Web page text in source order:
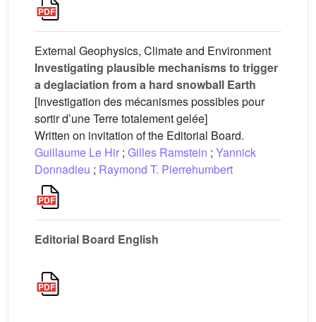
External Geophysics, Climate and Environment
Investigating plausible mechanisms to trigger
a deglaciation from a hard snowball Earth
[Investigation des mécanismes possibles pour
sortir d’une Terre totalement gelée]
Written on invitation of the Editorial Board.
Guillaume Le Hir ; Gilles Ramstein ; Yannick
Donnadieu ; Raymond T. Pierrehumbert
Editorial Board English